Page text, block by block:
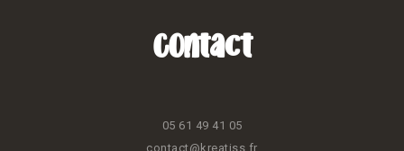
Contact
05 61 49 41 05
contact@kreatiss.fr